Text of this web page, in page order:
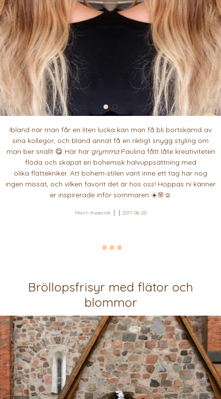
Ibland när man får en liten lucka kan man få bli bortskämd av
sina kollegor, och bland annat få en riktigt snygg styling om
man ber snällt 😋 Här har grymmaPaulina fått låte kreativiteten
flöda och skapat en bohemisk halvuppsättning med
olika flättekniker. Att bohem-stilen varit inne ett tag har nog
ingen missat, och vilken favorit det är hos oss! Hoppas ni känner
er inspirerade inför sommaren ☀️🌸☺️
Malin Kvaernå 2017-06-20
Bröllopsfrisyr med flätor och
blommor